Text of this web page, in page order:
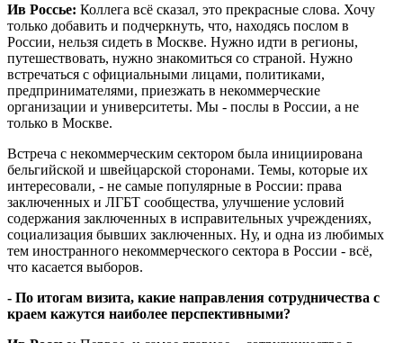
Ив Россье: Коллега всё сказал, это прекрасные слова. Хочу
только добавить и подчеркнуть, что, находясь послом в
России, нельзя сидеть в Москве. Нужно идти в регионы,
путешествовать, нужно знакомиться со страной. Нужно
встречаться с официальными лицами, политиками,
предпринимателями, приезжать в некоммерческие
организации и университеты. Мы - послы в России, а не
только в Москве.
Встреча с некоммерческим сектором была инициирована
бельгийской и швейцарской сторонами. Темы, которые их
интересовали, - не самые популярные в России: права
заключенных и ЛГБТ сообщества, улучшение условий
содержания заключенных в исправительных учреждениях,
социализация бывших заключенных. Ну, и одна из любимых
тем иностранного некоммерческого сектора в России - всё,
что касается выборов.
- По итогам визита, какие направления сотрудничества с
краем кажутся наиболее перспективными?